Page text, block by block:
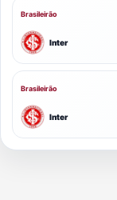
Brasileirão
Inter
Brasileirão
Inter